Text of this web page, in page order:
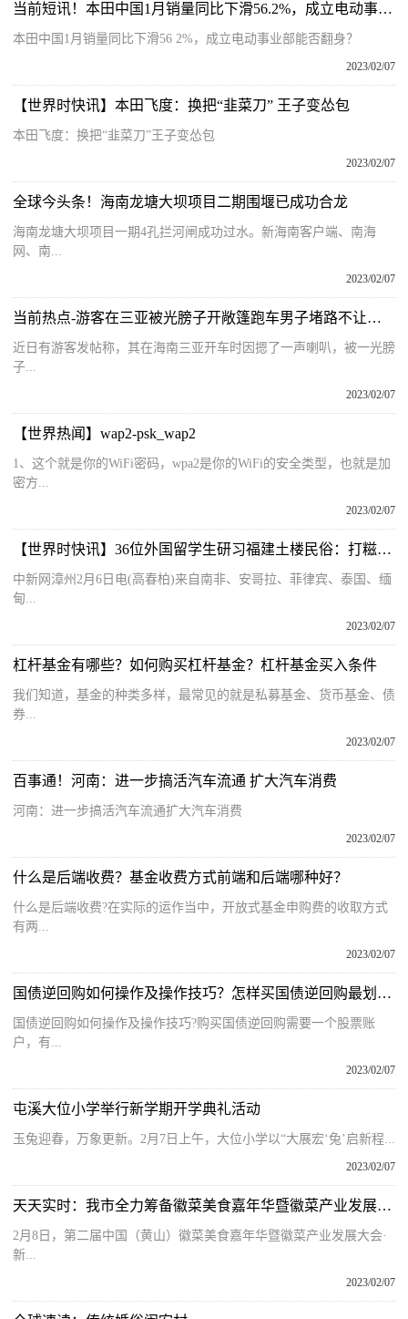
当前短讯！本田中国1月销量同比下滑56.2%，成立电动事业部能否翻身？
本田中国1月销量同比下滑56 2%，成立电动事业部能否翻身？
2023/02/07
【世界时快讯】本田飞度：换把“韭菜刀” 王子变怂包
本田飞度：换把“韭菜刀”王子变怂包
2023/02/07
全球今头条！海南龙塘大坝项目二期围堰已成功合龙
海南龙塘大坝项目一期4孔拦河闸成功过水。新海南客户端、南海
网、南...
2023/02/07
当前热点-游客在三亚被光膀子开敞篷跑车男子堵路不让走 警方：男子被拘留、罚款、记13分
近日有游客发帖称，其在海南三亚开车时因摁了一声喇叭，被一光膀
子...
2023/02/07
【世界热闻】wap2-psk_wap2
1、这个就是你的WiFi密码，wpa2是你的WiFi的安全类型，也就是加
密方...
2023/02/07
【世界时快讯】36位外国留学生研习福建土楼民俗：打糍粑、学舞龙、做花灯
中新网漳州2月6日电(高春柏)来自南非、安哥拉、菲律宾、泰国、缅
甸...
2023/02/07
杠杆基金有哪些？如何购买杠杆基金？杠杆基金买入条件
我们知道，基金的种类多样，最常见的就是私募基金、货币基金、债
券...
2023/02/07
百事通！河南：进一步搞活汽车流通 扩大汽车消费
河南：进一步搞活汽车流通扩大汽车消费
2023/02/07
什么是后端收费？基金收费方式前端和后端哪种好？
什么是后端收费?在实际的运作当中，开放式基金申购费的收取方式
有两...
2023/02/07
国债逆回购如何操作及操作技巧？怎样买国债逆回购最划算？
国债逆回购如何操作及操作技巧?购买国债逆回购需要一个股票账
户，有...
2023/02/07
屯溪大位小学举行新学期开学典礼活动
玉兔迎春，万象更新。2月7日上午，大位小学以“大展宏‘兔’启新程...
2023/02/07
天天实时：我市全力筹备徽菜美食嘉年华暨徽菜产业发展大会·新徽菜名徽厨大展活动
2月8日，第二届中国（黄山）徽菜美食嘉年华暨徽菜产业发展大会·
新...
2023/02/07